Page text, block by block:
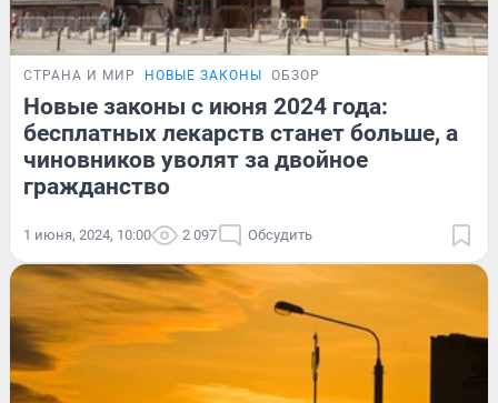
СТРАНА И МИР НОВЫЕ ЗАКОНЫ ОБЗОР
Новые законы с июня 2024 года:
бесплатных лекарств станет больше, а
чиновников уволят за двойное
гражданство
1 июня, 2024, 10:00 2 097 Обсудить